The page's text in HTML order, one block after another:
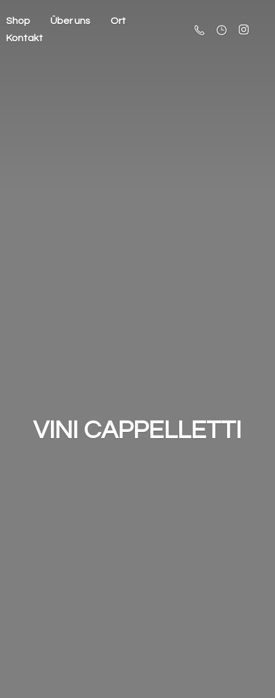
Shop Über uns
Ort
Kontakt
VINI CAPPELLETTI